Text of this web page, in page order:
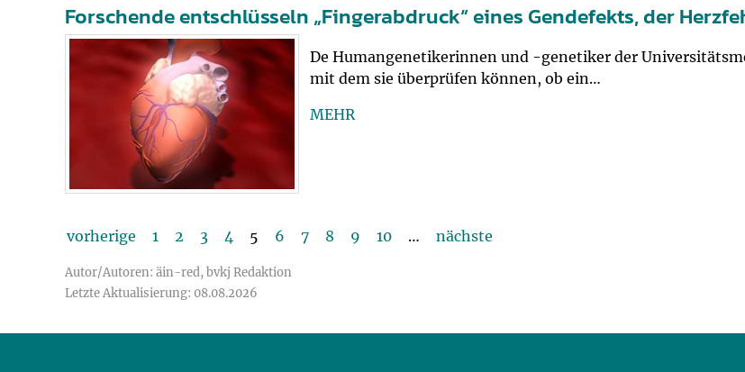
Forschende entschlüsseln „Fingerabdruck“ eines Gendefekts, der
De Humangenetikerinnen und -genetiker der
mit dem sie überprüfen können, ob ein…
MEHR
vorherige 1 2 3 4 5 6 7 8 9 10 … nächste
Autor/Autoren: äin-red, bvkj Redaktion
Letzte Aktualisierung: 08.08.2026